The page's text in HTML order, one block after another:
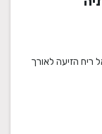
אל ריח הזיעה לאורך